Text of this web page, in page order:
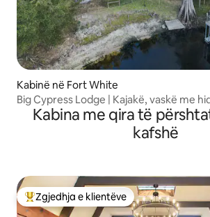
Kabinë në Fort White
Big Cypress Lodge | Kajakë, vaskë me
buzë lumit
Kabina me qira të
kafshë
Më të mirat e zgjedhjeve të klientëve
Zgjedhja e klientëve